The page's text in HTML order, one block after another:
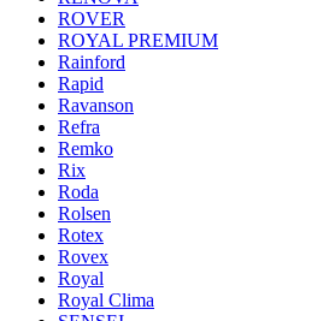
ROVER
ROYAL PREMIUM
Rainford
Rapid
Ravanson
Refra
Remko
Rix
Roda
Rolsen
Rotex
Rovex
Royal
Royal Clima